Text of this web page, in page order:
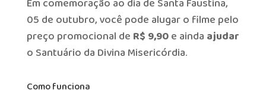
05 de outubro, você pode alugar o filme pelo
preço promocional de R$ 9,90e ainda ajudar
o Santuário da Divina Misericórdia.
Como funciona